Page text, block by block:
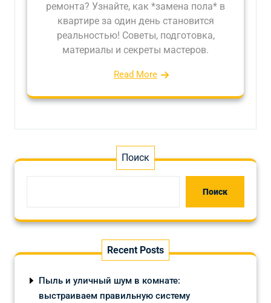
ремонта? Узнайте, как *замена пола* в
квартире за один день становится
реальностью! Советы, подготовка,
материалы и секреты мастеров.
Read More
Поиск
Поиск
Recent Posts
Пыль и уличный шум в комнате:
выстраиваем правильную систему